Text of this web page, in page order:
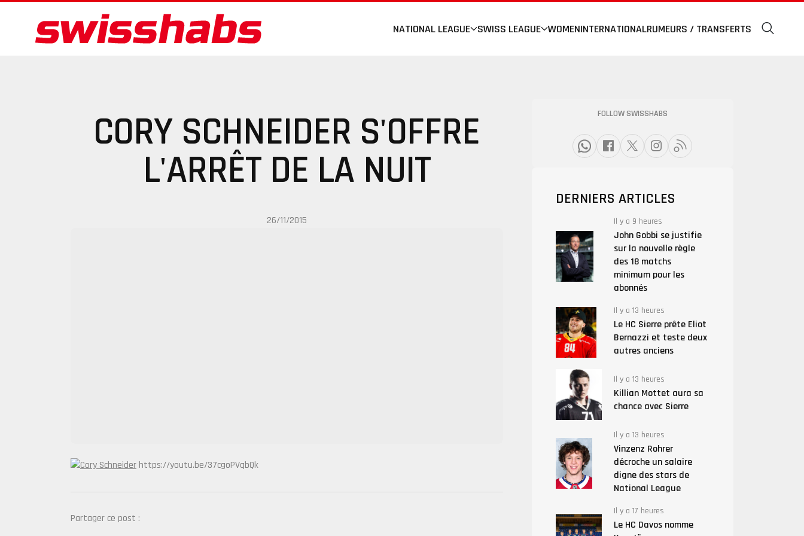
NATIONAL LEAGUE SWISS LEAGUE WOMENINTERNATIONALRUMEURS / TRANSFERTS
CORY SCHNEIDER S'OFFRE
L'ARRÊT DE LA NUIT
26/11/2015
https://youtu.be/37cgoPVqbQk
Partager ce post :
FOLLOW SWISSHABS
DERNIERS ARTICLES
Il y a 9 heures
John Gobbi se justifie
sur la nouvelle règle
des 18 matchs
minimum pour les
abonnés
Il y a 13 heures
Le HC Sierre prête Eliot
Bernazzi et teste deux
autres anciens
Il y a 13 heures
Killian Mottet aura sa
chance avec Sierre
Il y a 13 heures
Vinzenz Rohrer
décroche un salaire
digne des stars de
National League
Il y a 17 heures
Le HC Davos nomme